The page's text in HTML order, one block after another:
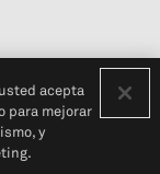
acepta
para mejorar
y